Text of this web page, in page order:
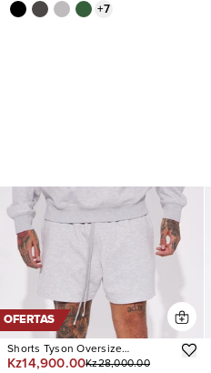
+7
OFERTAS
Shorts Tyson Oversize
Heavyweight Sweat
Kz14,900.00Kz28,000.00